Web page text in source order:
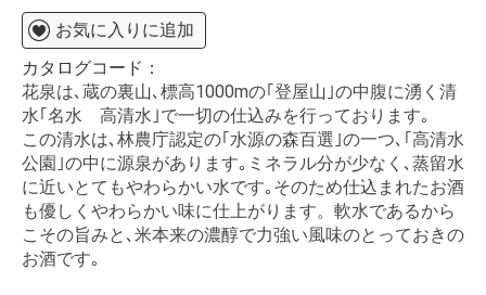
お気に入りに追加
カタログコード：
花泉は､蔵の裏山､標高1000mの｢登屋山｣の中腹に湧く清
水｢名水 高清水｣で一切の仕込みを行っております｡
この清水は､林農庁認定の｢水源の森百選｣の一つ､｢高清水
公園｣の中に源泉があります｡ミネラル分が少なく､蒸留水
に近いとてもやわらかい水です｡そのため仕込まれたお酒
も優しくやわらかい味に仕上がります。軟水であるから
こその旨みと､米本来の濃醇で力強い風味のとっておきの
お酒です｡